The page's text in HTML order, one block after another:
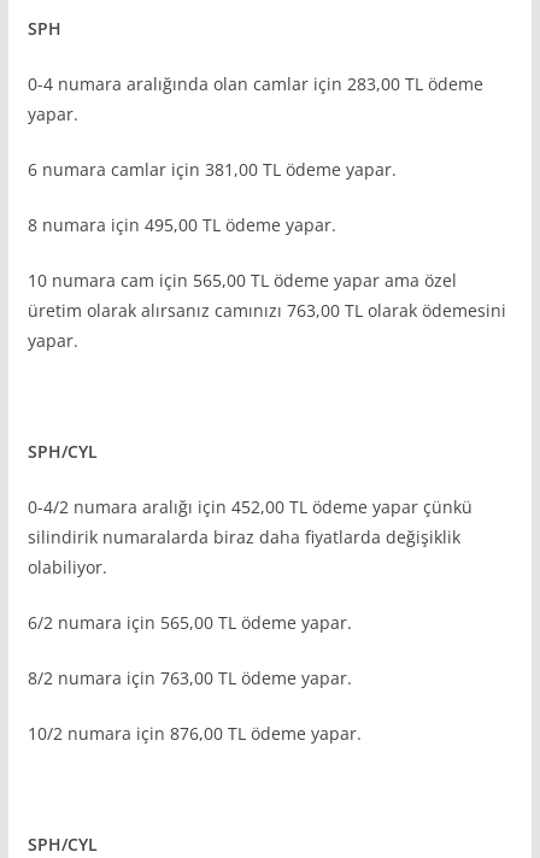
SPH
0-4 numara aralığında olan camlar için 283,00 TL ödeme
yapar.
6 numara camlar için 381,00 TL ödeme yapar.
8 numara için 495,00 TL ödeme yapar.
10 numara cam için 565,00 TL ödeme yapar ama özel
üretim olarak alırsanız camınızı 763,00 TL olarak ödemesini
yapar.
SPH/CYL
0-4/2 numara aralığı için 452,00 TL ödeme yapar çünkü
silindirik numaralarda biraz daha fiyatlarda değişiklik
olabiliyor.
6/2 numara için 565,00 TL ödeme yapar.
8/2 numara için 763,00 TL ödeme yapar.
10/2 numara için 876,00 TL ödeme yapar.
SPH/CYL